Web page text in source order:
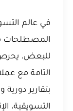
في عالم
المصطلحات
للبعض،
التامة مع
بتقارير
التسويقية،